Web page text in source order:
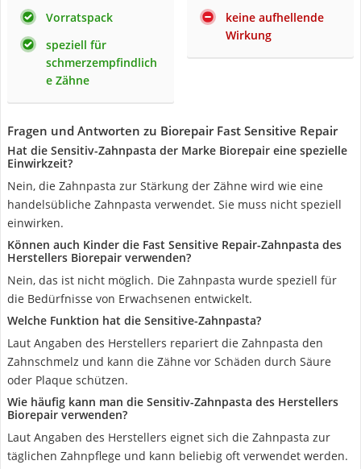
Vorratspack
speziell für
schmerzempfindlich
e Zähne
keine aufhellende
Wirkung
Fragen und Antworten zu Biorepair Fast Sensitive Repair
Hat die Sensitiv-Zahnpasta der Marke Biorepair eine spezielle
Einwirkzeit?
Nein, die Zahnpasta zur Stärkung der Zähne wird wie eine
handelsübliche Zahnpasta verwendet. Sie muss nicht speziell
einwirken.
Können auch Kinder die Fast Sensitive Repair-Zahnpasta des
Herstellers Biorepair verwenden?
Nein, das ist nicht möglich. Die Zahnpasta wurde speziell für
die Bedürfnisse von Erwachsenen entwickelt.
Welche Funktion hat die Sensitive-Zahnpasta?
Laut Angaben des Herstellers repariert die Zahnpasta den
Zahnschmelz und kann die Zähne vor Schäden durch Säure
oder Plaque schützen.
Wie häufig kann man die Sensitiv-Zahnpasta des Herstellers
Biorepair verwenden?
Laut Angaben des Herstellers eignet sich die Zahnpasta zur
täglichen Zahnpflege und kann beliebig oft verwendet werden.